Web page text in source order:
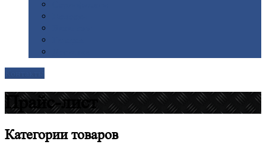
Прайс-лист
Категориитоваров